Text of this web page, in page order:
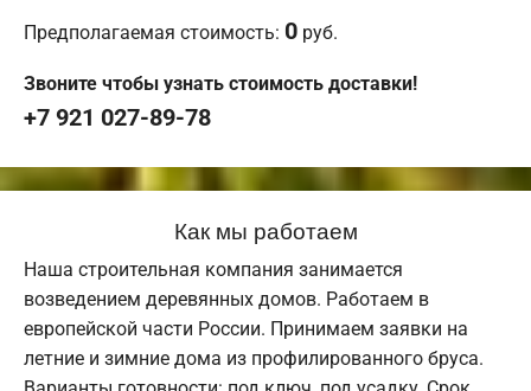
Предполагаемая стоимость: 0 руб.
Звоните чтобы узнать стоимость доставки!
+7 921 027-89-78
Как мы работаем
Наша строительная компания занимается
возведением деревянных домов. Работаем в
европейской части России. Принимаем заявки на
летние и зимние дома из профилированного бруса.